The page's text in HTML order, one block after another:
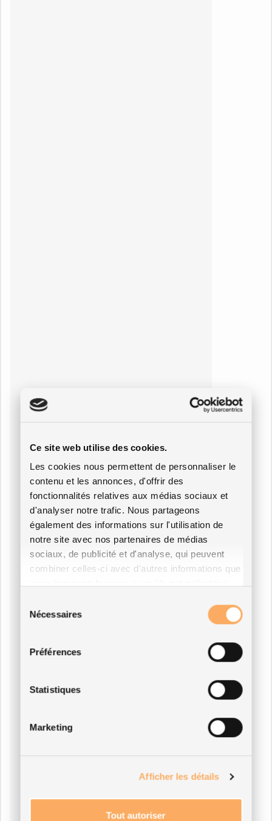
Ce site web utilise des cookies.
Les cookies nous permettent de personnaliser le
contenu et les annonces, d'offrir des
fonctionnalités relatives aux médias sociaux et
d'analyser notre trafic. Nous partageons
également des informations sur l'utilisation de
notre site avec nos partenaires de médias
sociaux, de publicité et d'analyse, qui peuvent
combiner celles-ci avec d'autres informations que
Nécessaires
Préférences
Statistiques
Marketing
Afficher les détails
Tout autoriser